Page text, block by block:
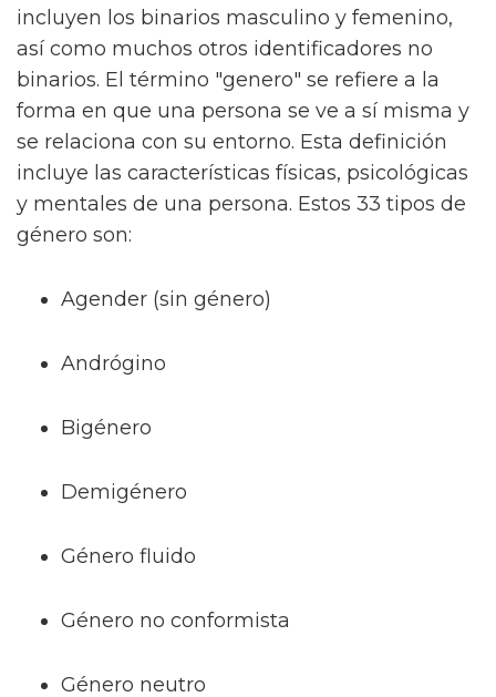
incluyen los binarios masculino y femenino,
así como muchos otros identificadores no
binarios. El término "genero" se refiere a la
forma en que una persona se ve a sí misma y
se relaciona con su entorno. Esta definición
incluye las características físicas, psicológicas
y mentales de una persona. Estos 33 tipos de
género son:
Agender (sin género)
Andrógino
Bigénero
Demigénero
Género fluido
Género no conformista
Género neutro